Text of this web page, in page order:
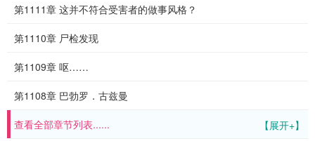
第1111章 这并不符合受害者的做事风格？
第1110章 尸检发现
第1109章 呕……
第1108章 巴勃罗．古兹曼
【展开+】
查看全部章节列表......